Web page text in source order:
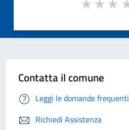
Contatta il comune
Leggi le domande frequenti
Richiedi Assistenza